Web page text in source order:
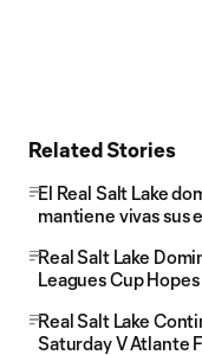
Related Stories
El Real Salt Lake
mantiene vivas sus
Real Salt Lake
Leagues Cup
Real Salt Lake
Saturday V Atlante